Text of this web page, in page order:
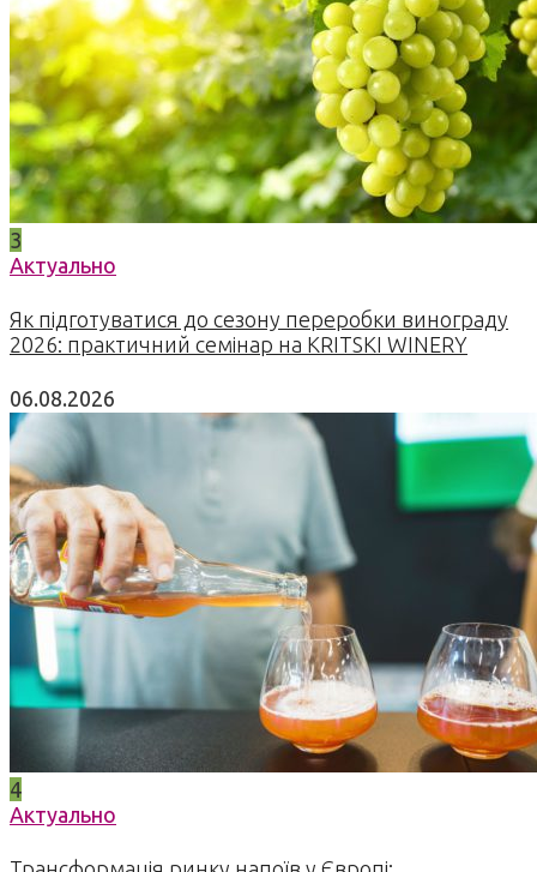
3
Актуально
Як підготуватися до сезону переробки винограду
2026: практичний семінар на KRITSKI WINERY
06.08.2026
4
Актуально